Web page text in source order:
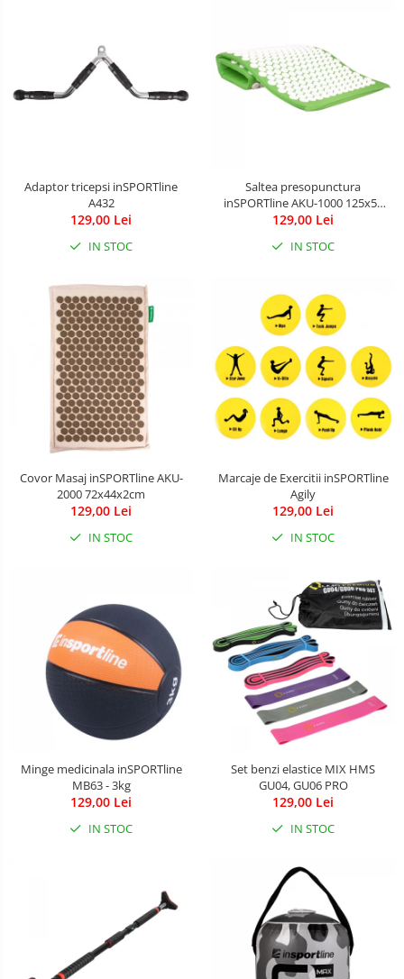
Adaptor tricepsi inSPORTline
A432
129,00 Lei
IN STOC
Saltea presopunctura
inSPORTline AKU-1000 125x50
cm
129,00 Lei
IN STOC
Covor Masaj inSPORTline AKU-
2000 72x44x2cm
129,00 Lei
IN STOC
Marcaje de Exercitii inSPORTline
Agily
129,00 Lei
IN STOC
Minge medicinala inSPORTline
MB63 - 3kg
129,00 Lei
IN STOC
Set benzi elastice MIX HMS
GU04, GU06 PRO
129,00 Lei
IN STOC